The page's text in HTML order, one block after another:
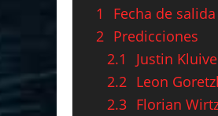
1
Fecha de salida
2 Predicciones
2.1
Justin
2.2 Leon
2.3 Florian